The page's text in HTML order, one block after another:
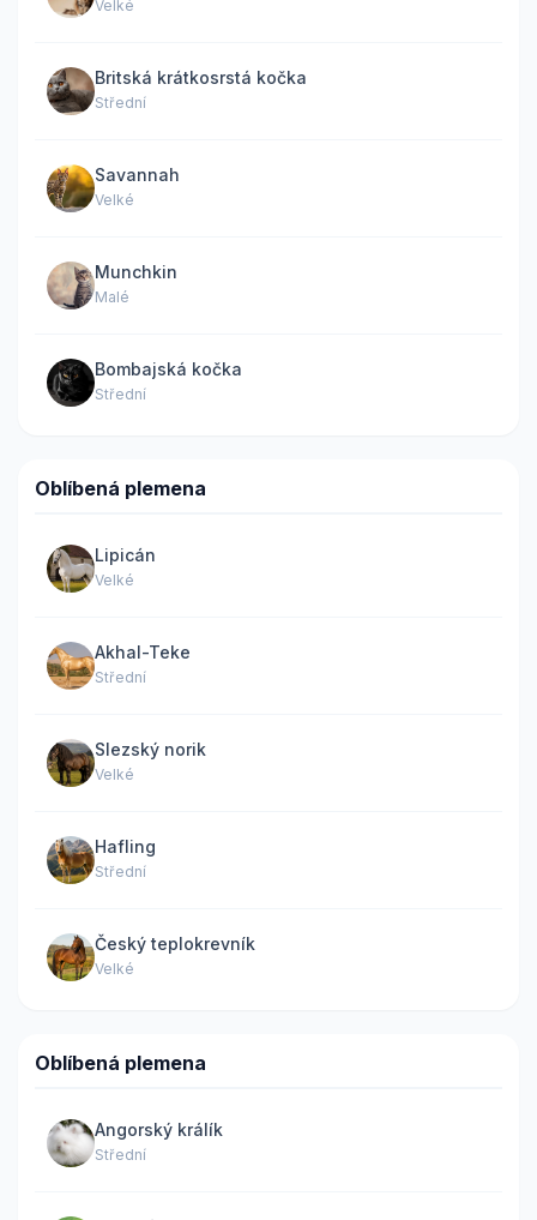
Velké
Britská krátkosrstá kočka
Střední
Savannah
Velké
Munchkin
Malé
Bombajská kočka
Střední
Oblíbená plemena
Lipicán
Velké
Akhal-Teke
Střední
Slezský norik
Velké
Hafling
Střední
Český teplokrevník
Velké
Oblíbená plemena
Angorský králík
Střední